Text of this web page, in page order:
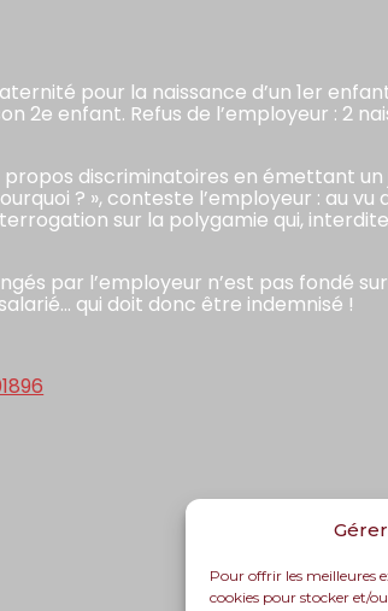
Pour offrir les meilleures
cookies pour stocker et/
pour la naissance d’un 1er
2e enfant. Refus de l’employeur : 2
propos discriminatoires en émettant
? », conteste l’employeur : au vu
sur la polygamie qui,
par l’employeur n’est pas fondé
qui doit donc être indemnisé !